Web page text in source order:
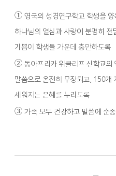
① 영국의 성경연구학교 학생을
하나님의 열심과 사랑이 분명히 전
기쁨이 학생들 가운데 충만하도록
② 동아프리카 위클리프 신학교의
말씀으로 온전히 무장되고, 150개
세워지는 은혜를 누리도록
③ 가족 모두 건강하고 말씀에 순